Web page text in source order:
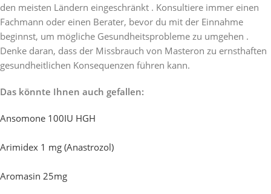
den meisten Ländern eingeschränkt . Konsultiere immer einen
Fachmann oder einen Berater, bevor du mit der Einnahme
beginnst, um mögliche Gesundheitsprobleme zu umgehen .
Denke daran, dass der Missbrauch von Masteron zu ernsthaften
gesundheitlichen Konsequenzen führen kann.
Das könnte Ihnen auch gefallen:
Ansomone 100IU HGH
Arimidex 1 mg (Anastrozol)
Aromasin 25mg